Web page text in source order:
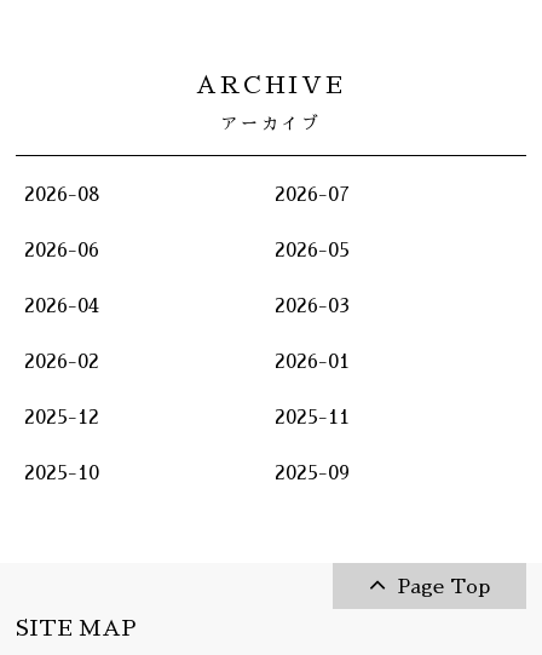
ARCHIVE
アーカイブ
2026-08 2026-07
2026-06 2026-05
2026-04 2026-03
2026-02 2026-01
2025-12 2025-11
2025-10 2025-09
Page Top
SITE MAP